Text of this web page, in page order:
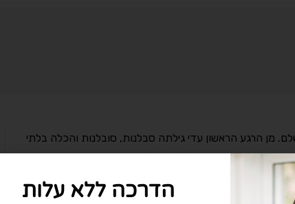
מן הרגע הראשון עדי גילתה סבלנות, סובלנות והכלה בלתי
הנכונים וחדרה עמוק לנשמתי וליבי. …
הדרכה ללא עלות